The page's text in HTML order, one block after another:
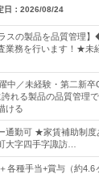
日： 2026/08/24
スの製品を品質管理
業務を行います！★未
躍中／未経験・第二新
誇れる製品の品質管理
ける
通勤可 ★家賃補助制度
大字四手字諏訪…
各種手当+賞与（約